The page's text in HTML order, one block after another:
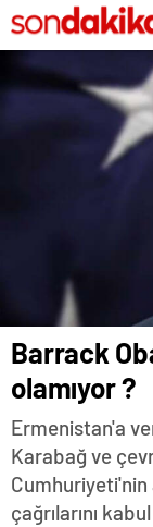
Barrack
olamıyor ?
Ermenistan'a
Karabağ ve
Cumhuriyeti'nin
çağrılarını